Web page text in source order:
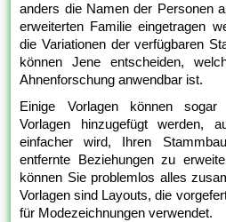
anders die Namen der Personen
erweiterten Familie eingetragen
die Variationen der verfügbaren
können Jene entscheiden,
Ahnenforschung anwendbar ist.
Einige Vorlagen können
Vorlagen hinzugefügt werden,
einfacher wird, Ihren
entfernte Beziehungen zu
können Sie problemlos alles
Vorlagen sind Layouts, die
für Modezeichnungen verwendet.